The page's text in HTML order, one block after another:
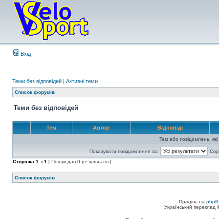
Вхід
Теми без відповідей | Активні теми
Список форумів
Теми без відповідей
Тем Автор Відповіді
Тем або повідомлень,
Показувати повідомлення за:
Сторінка 1 з 1 [ Пошук дав 0 результатів ]
Список форумів
Працює на
Український